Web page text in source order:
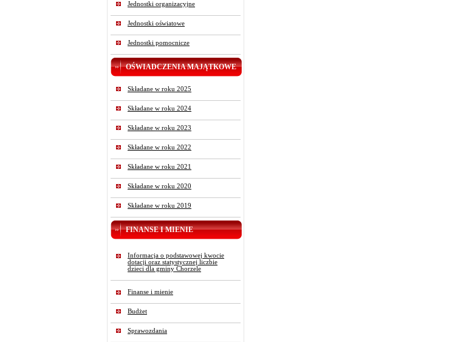
Jednostki organizacyjne
Jednostki oświatowe
Jednostki pomocnicze
OŚWIADCZENIA MAJĄTKOWE
Składane w roku 2025
Składane w roku 2024
Składane w roku 2023
Składane w roku 2022
Składane w roku 2021
Składane w roku 2020
Składane w roku 2019
FINANSE I MIENIE
Informacja o podstawowej kwocie
dotacji oraz statystycznej liczbie
dzieci dla gminy Chorzele
Finanse i mienie
Budżet
Sprawozdania